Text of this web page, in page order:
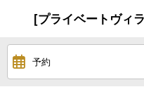
[プライベートヴィ
予約